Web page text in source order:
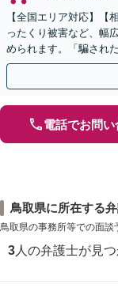
【全国エリア対応】【
ったくり被害など、幅
められます。「騙され
早めにご相談ください
電話でお問い
鳥取県に所在する
鳥取県の事務所等での面談
3 人の弁護士が見